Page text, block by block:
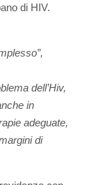
di HIV.
dell’Hiv,
in
adeguate,
di